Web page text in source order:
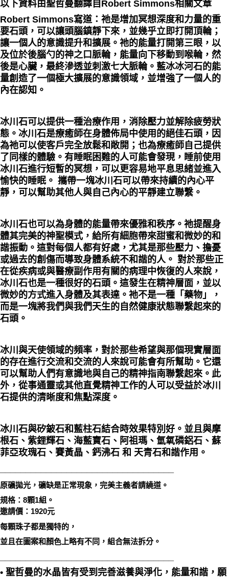
以下資料由聖哲曼翻譯自Robert Simmons相關文章
Robert Simmons寫道：祂是增加冥想深度和力量的重
要石頭，可以讓頭腦鎮靜下來，並幾乎立即打開頂輪；
讓一個人的意識提升和擴展。祂的能量打開第三眼，以
及位於後腦勺的神之口脈輪，能量向下移動到喉輪，然
後是心臟，最終滲透並刺激七大脈輪。藍冰冰河石的能
量創造了一個極大擴展的意識領域，並增強了一個人的
內在認知。
冰川石可以提供一種治療作用，消除壓力並解除疲勞狀
態。冰川石是療癒師在身體佈局中使用的絕佳石頭，因
為祂可以使客戶完全放鬆和敞開；也為療癒師自己提供
了同樣的體驗。有睡眠困難的人可能會發現，睡前使用
冰川石進行短暫的冥想，可以更容易地平息思緒並進入
愉快的睡眠。 攜帶一塊冰川石可以帶來持續的內心平
靜，可以幫助其他人與自己內心的平靜建立聯繫。
冰川石也可以為身體的能量帶來優雅和秩序。祂提醒身
體其完美的神聖模式，給所有細胞帶來甜蜜和微妙的和
諧振動。這對每個人都有好處，尤其是那些壓力、擔憂
或過去的創傷而導致身體系統不和諧的人。 對於那些正
在從疾病或與醫療副作用有關的病理中恢復的人來說，
冰川石也是一種很好的石頭。這發生在精神層面，並以
微妙的方式進入身體及其表達。祂不是一種「藥物」，
而是一塊將我們與我們天生的自然健康狀態聯繫起來的
石頭。
冰川與天使領域的頻率，對於那些希望與那個現實層面
的存在進行交流和交流的人來說可能會有所幫助。它還
可以幫助人們有意識地與自己的精神指南聯繫起來。此
外，從事通靈或其他直覺精神工作的人可以受益於冰川
石提供的清晰度和焦點深度。
冰川石與矽鈹石和藍柱石結合時效果特別好。並且與摩
根石、紫鋰輝石、海藍寶石、阿祖瑪、氫氧磷鋁石、蘇
菲亞玫瑰石、賽黃晶、鈣沸石 和 天青石和諧作用。
原礦拋光，礦缺是正常現象，完美主義者請繞道。
規格：8顆1組。
邀請價：1920元
每顆珠子都是獨特的，
並且在圖案和顏色上略有不同，組合無法拆分。
• 聖哲曼的水晶皆有受到完善滋養與淨化，能量和諧，願